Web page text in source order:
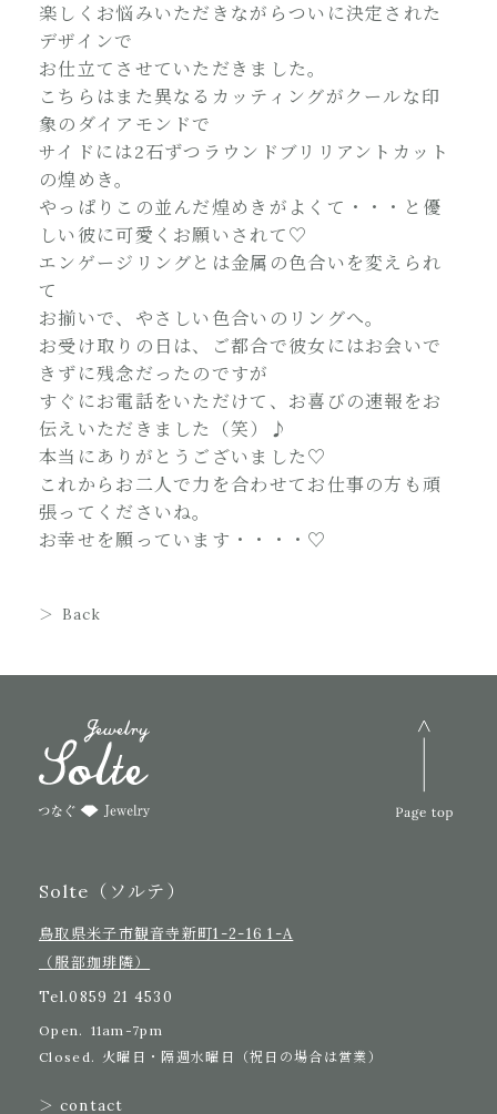
楽しくお悩みいただきながらついに決定された
デザインで
お仕立てさせていただきました。
こちらはまた異なるカッティングがクールな印
象のダイアモンドで
サイドには2石ずつラウンドブリリアントカット
の煌めき。
やっぱりこの並んだ煌めきがよくて・・・と優
しい彼に可愛くお願いされて♡
エンゲージリングとは金属の色合いを変えられ
て
お揃いで、やさしい色合いのリングへ。
お受け取りの日は、ご都合で彼女にはお会いで
きずに残念だったのですが
すぐにお電話をいただけて、お喜びの速報をお
伝えいただきました（笑）♪
本当にありがとうございました♡
これからお二人で力を合わせてお仕事の方も頑
張ってくださいね。
お幸せを願っています・・・・♡
Back
Solte（ソルテ）
鳥取県米子市観音寺新町1-2-16 1-A
（服部珈琲隣）
Tel.0859 21 4530
Open. 11am-7pm
Closed. 火曜日・隔週水曜日（祝日の場合は営業）
＞ contact